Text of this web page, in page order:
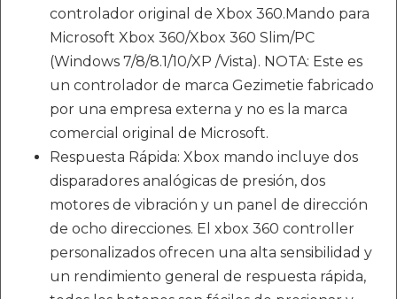
controlador original de Xbox 360.Mando para
Microsoft Xbox 360/Xbox 360 Slim/PC
(Windows 7/8/8.1/10/XP /Vista). NOTA: Este es
un controlador de marca Gezimetie fabricado
por una empresa externa y no es la marca
comercial original de Microsoft.
Respuesta Rápida: Xbox mando incluye dos
disparadores analógicas de presión, dos
motores de vibración y un panel de dirección
de ocho direcciones. El xbox 360 controller
personalizados ofrecen una alta sensibilidad y
un rendimiento general de respuesta rápida,